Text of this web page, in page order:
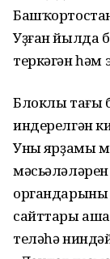
Уҙған йылда
теркәгән һәм
Блоклы тағы
индерелгән
Уның ярҙамы
сайттары аша
теләһә